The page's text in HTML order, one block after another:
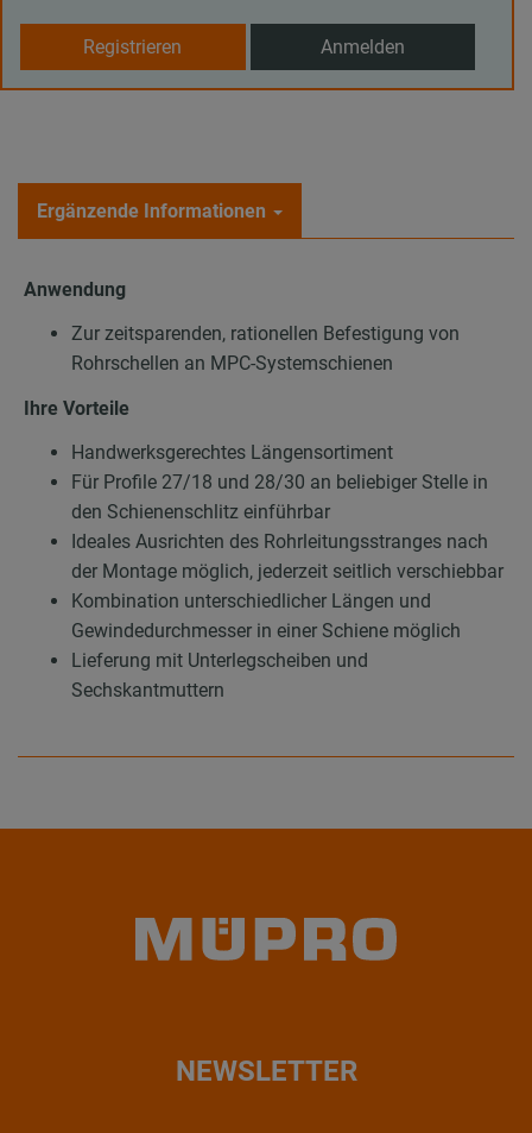
Registrieren Anmelden
Ergänzende Informationen
Anwendung
Zur zeitsparenden, rationellen Befestigung von
Rohrschellen an MPC-Systemschienen
Ihre Vorteile
Handwerksgerechtes Längensortiment
Für Profile 27/18 und 28/30 an beliebiger Stelle in
den Schienenschlitz einführbar
Ideales Ausrichten des Rohrleitungsstranges nach
der Montage möglich, jederzeit seitlich verschiebbar
Kombination unterschiedlicher Längen und
Gewindedurchmesser in einer Schiene möglich
Lieferung mit Unterlegscheiben und
Sechskantmuttern
NEWSLETTER